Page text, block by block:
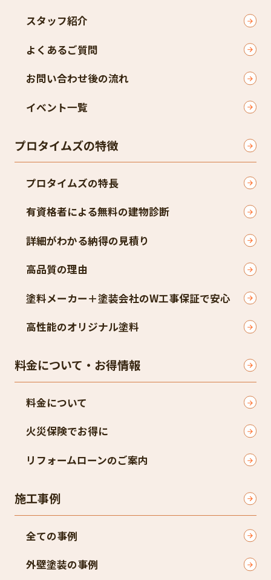
スタッフ紹介
よくあるご質問
お問い合わせ後の流れ
イベント一覧
プロタイムズの特徴
プロタイムズの特長
有資格者による無料の建物診断
詳細がわかる納得の見積り
高品質の理由
塗料メーカー＋塗装会社のW工事保証で安心
高性能のオリジナル塗料
料金について・お得情報
料金について
火災保険でお得に
リフォームローンのご案内
施工事例
全ての事例
外壁塗装の事例